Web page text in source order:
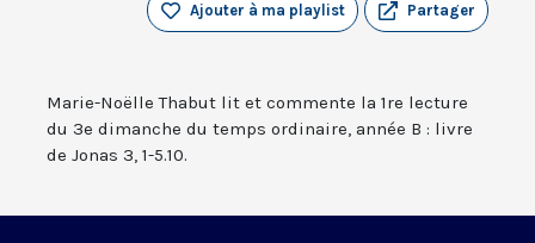
Partager
Ajouter à ma playlist
Marie-Noëlle Thabut lit et commente la 1re lecture
du 3e dimanche du temps ordinaire, année B : livre
de Jonas 3, 1-5.10.